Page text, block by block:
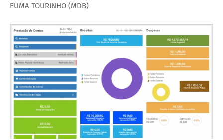
EUMA TOURINHO (MDB)